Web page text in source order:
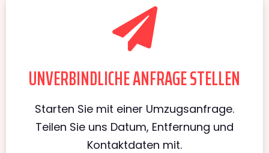
UNVERBINDLICHE ANFRAGE STELLEN
Starten Sie mit einer Umzugsanfrage.
Teilen Sie uns Datum, Entfernung und
Kontaktdaten mit.